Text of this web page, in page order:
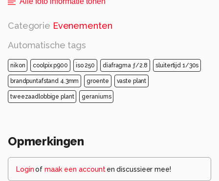
Categorie Evenementen
Automatische tags
nikon coolpix p900 iso 250 diafragma ƒ/2.8 sluitertijd 1/30s
brandpuntafstand 4.3mm groente vaste plant
tweezaadlobbige plant geraniums
Opmerkingen
Loginof maak een account en discussieer mee!